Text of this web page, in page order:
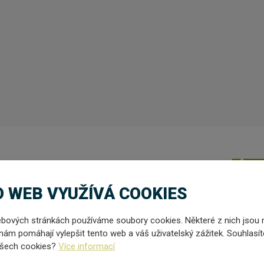
syna
WEB VYUŽÍVÁ COOKIES
stránkách používáme soubory cookies. Některé z nich jsou
pomáhají vylepšit tento web a váš uživatelský zážitek.
cookies? Více informací